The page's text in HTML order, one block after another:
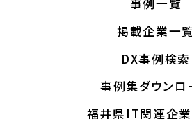
掲載企業一
DX事例検索
事例集ダウンロ
福井県IT関連企業